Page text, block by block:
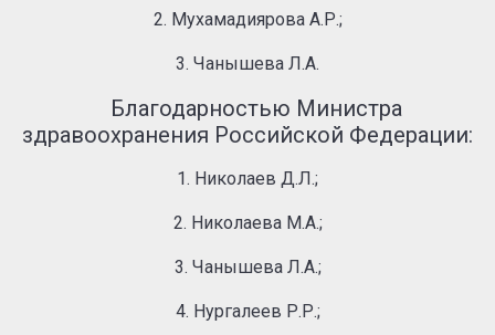
2. Мухамадиярова А.Р.;
3. Чанышева Л.А.
Благодарностью Министра
здравоохранения Российской Федерации:
1. Николаев Д.Л.;
2. Николаева М.А.;
3. Чанышева Л.А.;
4. Нургалеев Р.Р.;